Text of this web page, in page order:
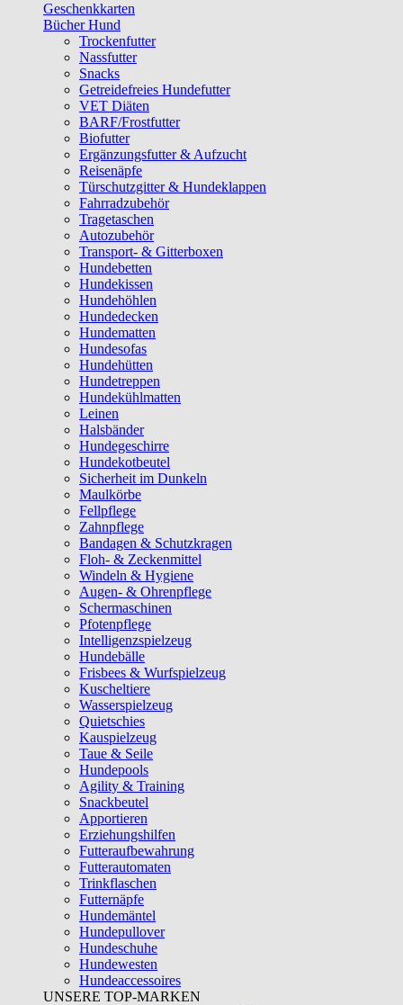
Geschenkkarten
Bücher Hund
Trockenfutter
Nassfutter
Snacks
Getreidefreies Hundefutter
VET Diäten
BARF/Frostfutter
Biofutter
Ergänzungsfutter & Aufzucht
Reisenäpfe
Türschutzgitter & Hundeklappen
Fahrradzubehör
Tragetaschen
Autozubehör
Transport- & Gitterboxen
Hundebetten
Hundekissen
Hundehöhlen
Hundedecken
Hundematten
Hundesofas
Hundehütten
Hundetreppen
Hundekühlmatten
Leinen
Halsbänder
Hundegeschirre
Hundekotbeutel
Sicherheit im Dunkeln
Maulkörbe
Fellpflege
Zahnpflege
Bandagen & Schutzkragen
Floh- & Zeckenmittel
Windeln & Hygiene
Augen- & Ohrenpflege
Schermaschinen
Pfotenpflege
Intelligenzspielzeug
Hundebälle
Frisbees & Wurfspielzeug
Kuscheltiere
Wasserspielzeug
Quietschies
Kauspielzeug
Taue & Seile
Hundepools
Agility & Training
Snackbeutel
Apportieren
Erziehungshilfen
Futteraufbewahrung
Futterautomaten
Trinkflaschen
Futternäpfe
Hundemäntel
Hundepullover
Hundeschuhe
Hundewesten
Hundeaccessoires
UNSERE TOP-MARKEN